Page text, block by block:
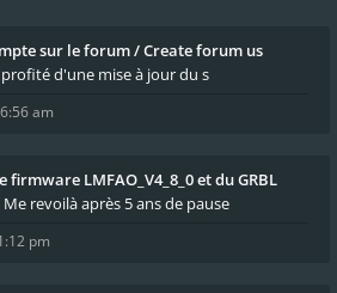
sur le forum / Create forum us
profité d'une mise à jour du s
am
firmware LMFAO_V4_8_0 et du GRBL
revoilà après 5 ans de pause
pm